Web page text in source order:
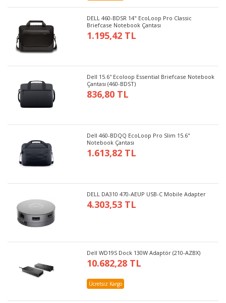
DELL 460-BDSR 14" EcoLoop Pro Classic
Briefcase Notebook Çantası
1.195,42 TL
Dell 15.6'' Ecoloop Essential Briefcase Notebook
Çantası (460-BDST)
836,80 TL
Dell 460-BDQQ EcoLoop Pro Slim 15.6"
Notebook Çantası
1.613,82 TL
DELL DA310 470-AEUP USB-C Mobile Adapter
4.303,53 TL
Dell WD19S Dock 130W Adaptör (210-AZBX)
10.682,28 TL
Ücretsiz Kargo